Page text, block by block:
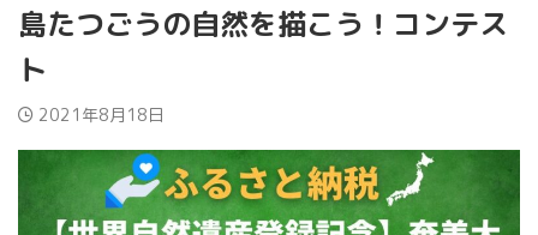
島たつごうの自然を描こう！コンテス
ト
2021年8月18日